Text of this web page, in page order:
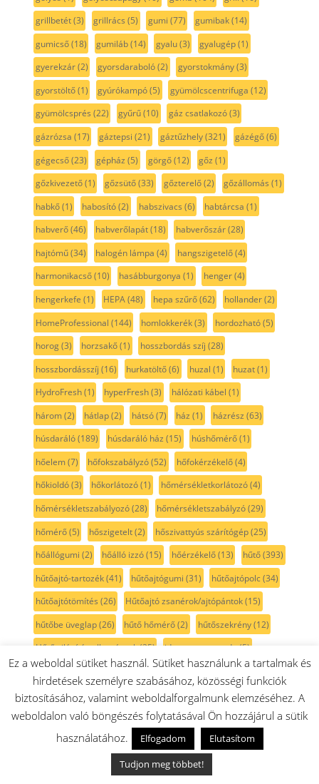
grillbetét(3) grillrács (5) gumi (77) gumibak(14)
gumicső(18) gumiláb(14) gyalu(3) gyalugép(1)
gyerekzár(2) gyorsdaraboló(2) gyorstokmány(3)
gyorstöltő(1) gyúrókampó(5) gyümölcscentrifuga (12)
gyümölcsprés (22) gyűrű(10) gáz csatlakozó(3)
gázrózsa (17) gáztepsi (21) gáztűzhely(321) gázégő(6)
gégecső(23) gépház (5) görgő(12) gőz (1)
gőzkivezető(1) gőzsütő(33) gőzterelő(2) gőzállomás (1)
habkő(1) habosító(2) habszivacs (6) habtárcsa (1)
habverő(46) habverőlapát(18) habverőszár(28)
hajtómű(34) halogén lámpa (4) hangszigetelő(4)
harmonikacső(10) hasábburgonya (1) henger(4)
hengerkefe (1) HEPA(48) hepa szűrő(62) hollander(2)
HomeProfessional (144) homlokkerék(3) hordozható(5)
horog(3) horzsakő(1) hosszbordás szíj (28)
hosszbordásszíj (16) hurkatöltő(6) huzal (1) huzat(1)
HydroFresh(1) hyperFresh(3) hálózati kábel (1)
három(2) hátlap(2) hátsó(7) ház (1) házrész (63)
húsdaráló(189) húsdaráló ház (15) húshőmérő(1)
hőelem(7) hőfokszabályzó(52) hőfokérzékelő(4)
hőkioldó(3) hőkorlátozó(1) hőmérsékletkorlátozó(4)
hőmérsékletszabályozó(28) hőmérsékletszabályzó(29)
hőmérő(5) hőszigetelt(2) hőszivattyús szárítógép(25)
hőállógumi (2) hőálló izzó(15) hőérzékelő(13) hűtő(393)
hűtőajtó-tartozék(41) hűtőajtógumi (31) hűtőajtópolc(34)
hűtőajtótömítés (26) Hűtőajtó zsanérok/ajtópántok(15)
hűtőbe üveglap(26) hűtő hőmérő(2) hűtőszekrény(12)
Hűtő világítás alkatrészek(25) idegentest csapda(5)
illatosító(3) indítórelé(1) inox(116) inox gombok (51)
ipari porszívó(3) italkorlát(32) italtartó(70) izzó(13)
javítókészlet(31) jobb oldali(18) Jura(1) jégaprító(1)
jégkocka készítő(2) jégkocka tartó(2) kampó(7)
kaparó(2) kapcsoló
Ez a weboldal sütiket használ. Sütiket használunk a tartalmak és
hirdetések személyre szabásához, közösségi funkciók
biztosításához, valamint weboldalforgalmunk elemzéséhez. A
weboldalon való böngészés folytatásával Ön hozzájárul a sütik
használatához.
Elfogadom
Elutasítom
Tudjon meg többet!